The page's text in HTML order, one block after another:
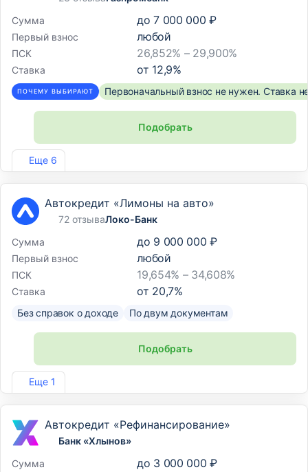
Еще 6
Сумма
до 7 000 000 ₽
Первый взнос любой
ПСК 26,852% – 29,900%
Ставка от 12,9%
ПОЧЕМУ ВЫБИРАЮТ Первоначальный взнос не нужен. Ставка
Подобрать
Лиц. №354
Еще 1
Автокредит «Лимоны на авто»
72 отзываЛоко-Банк
Сумма
до 9 000 000 ₽
Первый взнос любой
ПСК 19,654% – 34,608%
Ставка от 20,7%
Без справок о доходе По двум документам
Подобрать
Лиц. №2707
Автокредит «Рефинансирование»
Банк «Хлынов»
Сумма
до 3 000 000 ₽